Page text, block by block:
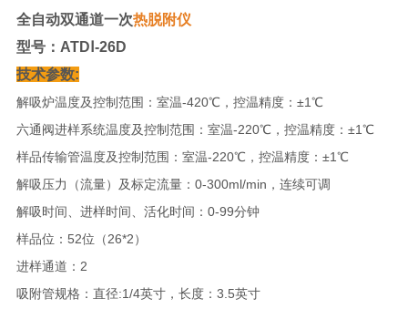
全自动双通道一次热脱附仪
型号：ATDⅠ-26D
技术参数:
解吸炉温度及控制范围：室温-420℃，控温精度：±1℃
六通阀进样系统温度及控制范围：室温-220℃，控温精度：±1℃
样品传输管温度及控制范围：室温-220℃，控温精度：±1℃
解吸压力（流量）及标定流量：0-300ml/min，连续可调
解吸时间、进样时间、活化时间：0-99分钟
样品位：52位（26*2）
进样通道：2
吸附管规格：直径:1/4英寸，长度：3.5英寸